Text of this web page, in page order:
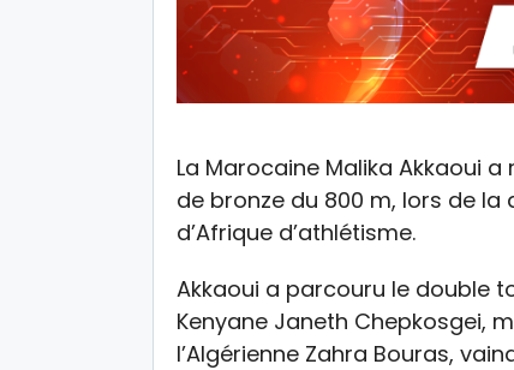
La Marocaine Malika Akkaoui
de bronze du 800 m, lors de la
d’Afrique d’athlétisme.
Akkaoui a parcouru le double
Kenyane Janeth Chepkosgei,
l’Algérienne Zahra Bouras,